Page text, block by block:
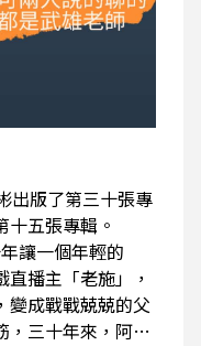
五張專輯。
讓一個年輕的
直播主「老施」，
變成戰戰兢兢的父
，三十年來，阿彬